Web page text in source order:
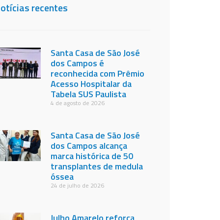
recentes
Santa Casa de São José
dos Campos é
reconhecida com Prêmio
Acesso Hospitalar da
Tabela SUS Paulista
4 de agosto de 2026
Santa Casa de São José
dos Campos alcança
marca histórica de 50
transplantes de medula
óssea
24 de julho de 2026